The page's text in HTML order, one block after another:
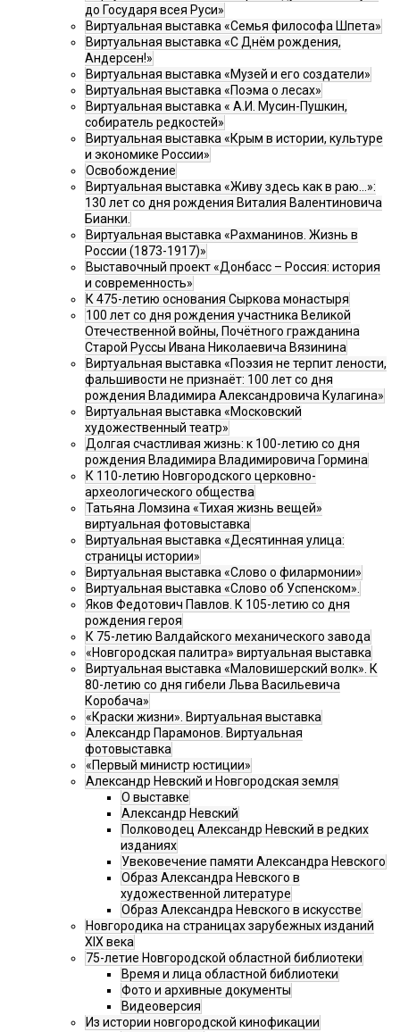
до Государя всея Руси»
Виртуальная выставка «Семья философа Шпета»
Виртуальная выставка «С Днём рождения,
Андерсен!»
Виртуальная выставка «Музей и его создатели»
Виртуальная выставка «Поэма о лесах»
Виртуальная выставка « А.И. Мусин-Пушкин,
собиратель редкостей»
Виртуальная выставка «Крым в истории, культуре
и экономике России»
Освобождение
Виртуальная выставка «Живу здесь как в раю…»:
130 лет со дня рождения Виталия Валентиновича
Бианки.
Виртуальная выставка «Рахманинов. Жизнь в
России (1873-1917)»
Выставочный проект «Донбасс – Россия: история
и современность»
К 475-летию основания Сыркова монастыря
100 лет со дня рождения участника Великой
Отечественной войны, Почётного гражданина
Старой Руссы Ивана Николаевича Вязинина
Виртуальная выставка «Поэзия не терпит лености,
фальшивости не признаёт: 100 лет со дня
рождения Владимира Александровича Кулагина»
Виртуальная выставка «Московский
художественный театр»
Долгая счастливая жизнь: к 100-летию со дня
рождения Владимира Владимировича Гормина
К 110-летию Новгородского церковно-
археологического общества
Татьяна Ломзина «Тихая жизнь вещей»
виртуальная фотовыставка
Виртуальная выставка «Десятинная улица:
страницы истории»
Виртуальная выставка «Слово о филармонии»
Виртуальная выставка «Слово об Успенском».
Яков Федотович Павлов. К 105-летию со дня
рождения героя
К 75-летию Валдайского механического завода
«Новгородская палитра» виртуальная выставка
Виртуальная выставка «Маловишерский волк». К
80-летию со дня гибели Льва Васильевича
Коробача»
«Краски жизни». Виртуальная выставка
Александр Парамонов. Виртуальная
фотовыставка
«Первый министр юстиции»
Александр Невский и Новгородская земля
О выставке
Александр Невский
Полководец Александр Невский в редких
изданиях
Увековечение памяти Александра Невского
Образ Александра Невского в
художественной литературе
Образ Александра Невского в искусстве
Новгородика на страницах зарубежных изданий
XIX века
75-летие Новгородской областной библиотеки
Время и лица областной библиотеки
Фото и архивные документы
Видеоверсия
Из истории новгородской кинофикации